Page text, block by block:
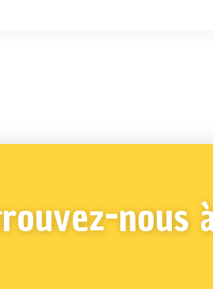
nous